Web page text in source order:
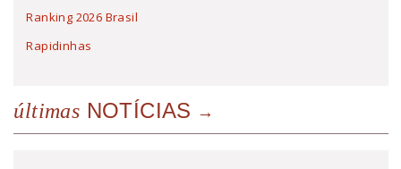
Ranking 2026 Brasil
Rapidinhas
últimas NOTÍCIAS